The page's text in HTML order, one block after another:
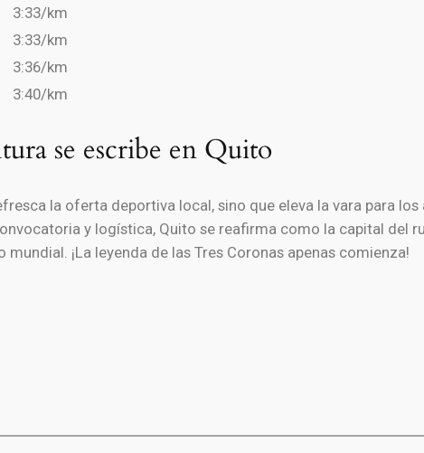
3:33/km
3:33/km
3:36/km
3:40/km
se escribe en Quito
la oferta deportiva local, sino que eleva la vara para
y logística, Quito se reafirma como la capital del
¡La leyenda de las Tres Coronas apenas comienza!